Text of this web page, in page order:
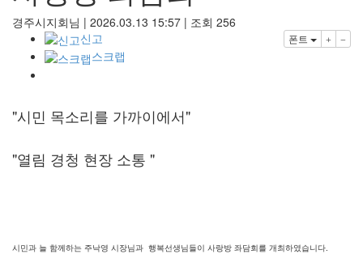
경주시지회님 | 2026.03.13 15:57 | 조회 256
폰트
신고
스크랩
"시민 목소리를 가까이에서"
"열림 경청 현장 소통 "
시민과 늘 함께하는 주낙영 시장님과 행복선생님들이 사랑방 좌담회를 개최하였습니다.